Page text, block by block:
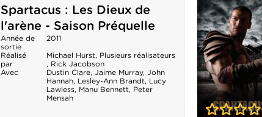
Vengeance -
Saison 2
Spartacus : Les Dieux de
l'arène - Saison Préquelle
Année de
sortie
2011
Réalisé
par
Michael Hurst, Plusieurs réalisateurs
, Rick Jacobson
Avec
Dustin Clare, Jaime Murray, John
Hannah, Lesley-Ann Brandt, Lucy
Lawless, Manu Bennett, Peter
Mensah